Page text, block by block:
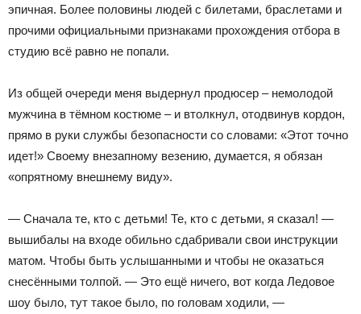
эпичная. Более половины людей с билетами, браслетами и
прочими официальными признаками прохождения отбора в
студию всё равно не попали.
Из общей очереди меня выдернул продюсер – немолодой
мужчина в тёмном костюме – и втолкнул, отодвинув кордон,
прямо в руки службы безопасности со словами: «Этот точно
идет!» Своему внезапному везению, думается, я обязан
«опрятному внешнему виду».
— Сначала те, кто с детьми! Те, кто с детьми, я сказал! —
вышибалы на входе обильно сдабривали свои инструкции
матом. Чтобы быть услышанными и чтобы не оказаться
снесёнными толпой. — Это ещё ничего, вот когда Ледовое
шоу было, тут такое было, по головам ходили, —